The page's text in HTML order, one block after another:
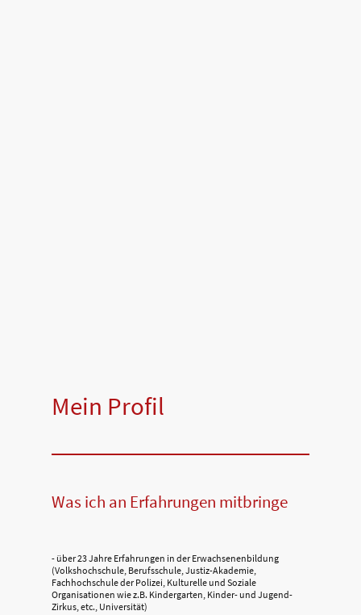
Mein Profil
Was ich an Erfahrungen mitbringe
- über 23 Jahre Erfahrungen in der Erwachsenenbildung
(Volkshochschule, Berufsschule, Justiz-Akademie,
Fachhochschule der Polizei, Kulturelle und Soziale
Organisationen wie z.B. Kindergarten, Kinder- und Jugend-
Zirkus, etc., Universität)